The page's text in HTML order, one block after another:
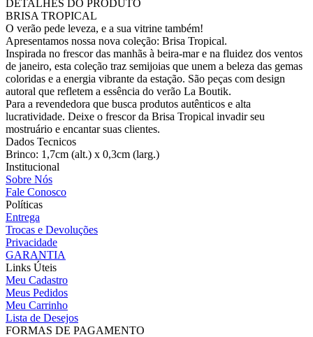
DETALHES DO PRODUTO
BRISA TROPICAL
O verão pede leveza, e a sua vitrine também!
Apresentamos nossa nova coleção: Brisa Tropical.
Inspirada no frescor das manhãs à beira-mar e na fluidez dos ventos
de janeiro, esta coleção traz semijoias que unem a beleza das gemas
coloridas e a energia vibrante da estação. São peças com design
autoral que refletem a essência do verão La Boutik.
Para a revendedora que busca produtos autênticos e alta
lucratividade. Deixe o frescor da Brisa Tropical invadir seu
mostruário e encantar suas clientes.
Dados Tecnicos
Brinco: 1,7cm (alt.) x 0,3cm (larg.)
Institucional
Sobre Nós
Fale Conosco
Políticas
Entrega
Trocas e Devoluções
Privacidade
GARANTIA
Links Úteis
Meu Cadastro
Meus Pedidos
Meu Carrinho
Lista de Desejos
FORMAS DE PAGAMENTO